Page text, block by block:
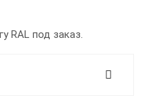
RAL под заказ.